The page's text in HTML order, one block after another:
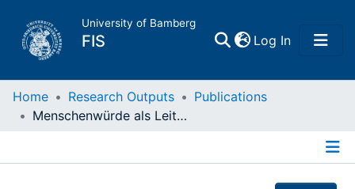
University of Bamberg
FIS Log In(current)
Home
Home Research Outputs
Publications
Menschenwürde als Leitbegriff für die Diakonie